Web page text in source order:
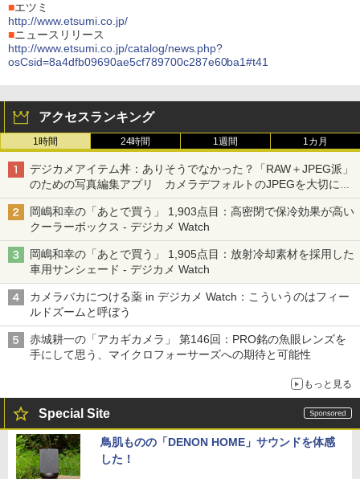
■エツミ
http://www.etsumi.co.jp/
■ニュースリリース
http://www.etsumi.co.jp/catalog/news.php?
osCsid=8a4dfb09690ae5cf789700c287e60ba1#t41
アクセスランキング
1時間 24時間 1週間 1カ月
デジカメアイテム丼：ありそうでなかった？「RAW＋JPEG派」
のための写真編集アプリ カメラデフォルトのJPEGを大切にす
る「Filmator」
岡嶋和幸の「あとで買う」 1,903点目：高密閉で保冷効果が高い
クーラーボックス - デジカメ Watch
岡嶋和幸の「あとで買う」 1,905点目：放射冷却素材を採用した
車用サンシェード - デジカメ Watch
カメラバカにつける薬 in デジカメ Watch：こういうのはフィー
ルドズームと呼ぼう
赤城耕一の「アカギカメラ」 第146回：PRO銘の魚眼レンズを
手にして思う、マイクロフォーサーズへの期待と可能性
もっと見る
Special Site
鳥肌ものの「DENON HOME」サウンドを体感
した！